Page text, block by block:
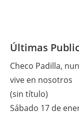
Últimas
Checo Padilla,
vive en nosotros
(sin título)
Sábado 17 de